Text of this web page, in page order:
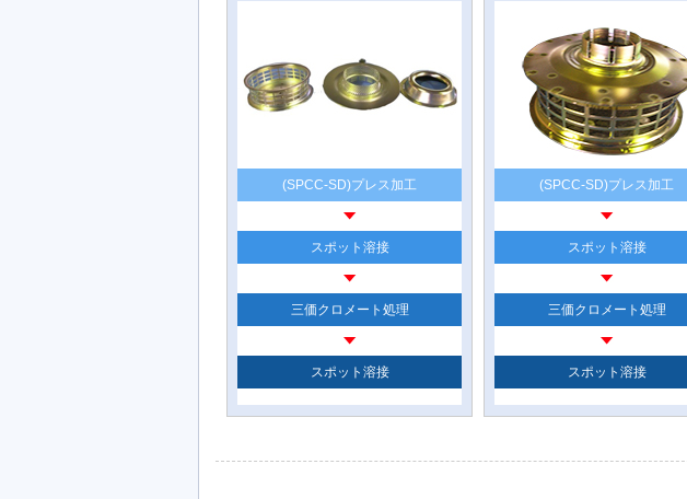
(SPCC-SD)プレス加工
スポット溶接
三価クロメート処理
スポット溶接
(SPCC-SD)プレス加工
スポット溶接
三価クロメート処理
スポット溶接